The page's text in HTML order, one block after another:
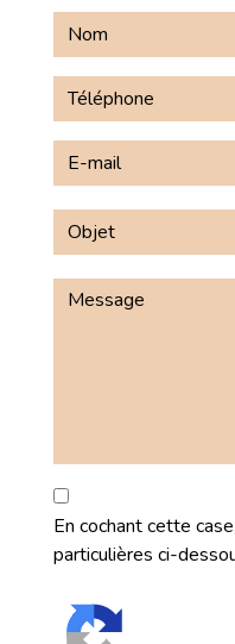
En cochant cette
particulières ci-